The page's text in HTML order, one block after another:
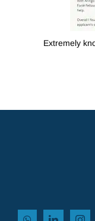
Extremely